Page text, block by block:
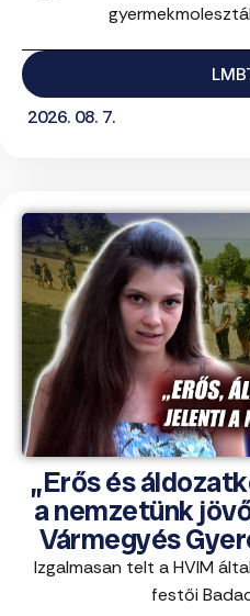
2026. 08. 7.
„Erős és
a nemzetünk
Vármegyés
Izgalmasan telt a HVIM
festői